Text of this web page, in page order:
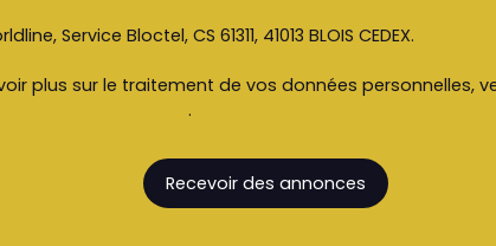
Service Bloctel, CS 61311, 41013 BLOIS CEDEX.
plus sur le traitement de vos données personnelles,
.
Recevoir des annonces